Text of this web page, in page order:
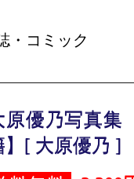
・コミック
原優乃写真集
】[ 大原優乃 ]